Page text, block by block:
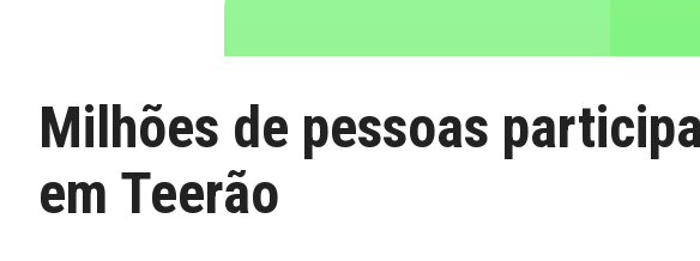
Milhões de pessoas
em Teerão